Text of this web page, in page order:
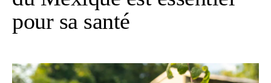
pour sa santé